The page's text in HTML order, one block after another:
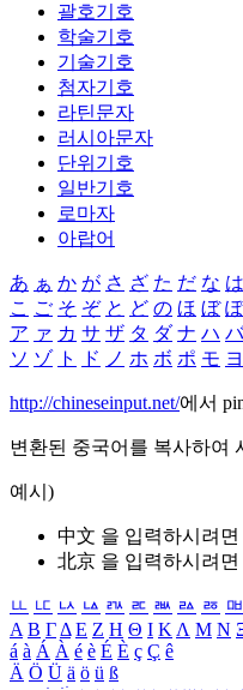
괄호기호
학술기호
기술기호
첨자기호
라틴문자
러시아문자
단위기호
일반기호
로마자
아랍어
あ ぁ か が さ ざ た だ な は
こ ご そ ぞ と ど の ほ ぼ ぽ
ア ァ カ サ ザ タ ダ ナ ハ バ
ソ ゾ ト ド ノ ホ ボ ポ モ ヨ
http://chineseinput.net/에서
변환된 중국어를 복사하여
예시)
中文 을 입력하시려면
北京 을 입력하시려면
ㅥ ㅦ ㅧ ㅨ ㅩ ㅪ ㅫ ㅬ ㅭ ㅮ
Α Β ΓΔ Ε Ζ Η Θ Ι ΚΛ Μ Ν
á à Á À é è É È ç Ç ê
Ä Ö Ü ä ö ü ß